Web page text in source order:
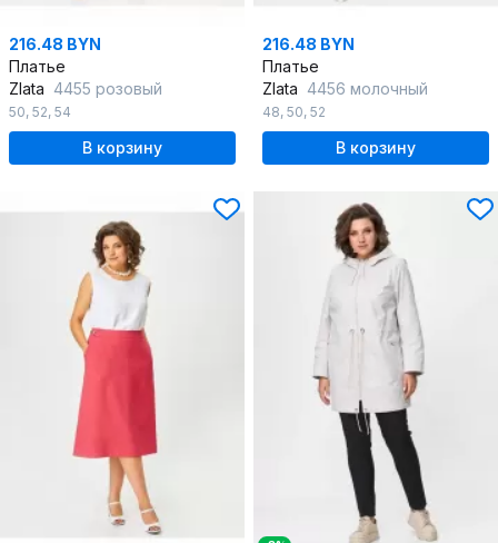
216.48 BYN
Платье
Zlata 4455 розовый
50, 52, 54
В корзину
216.48 BYN
Платье
Zlata 4456 молочный
48, 50, 52
В корзину